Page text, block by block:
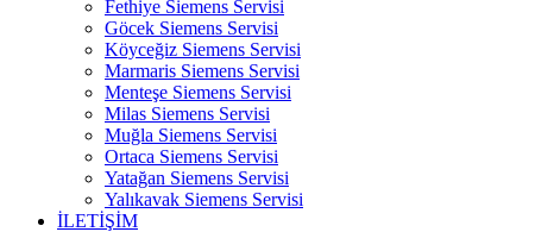
Fethiye Siemens Servisi
Göcek Siemens Servisi
Köyceğiz Siemens Servisi
Marmaris Siemens Servisi
Menteşe Siemens Servisi
Milas Siemens Servisi
Muğla Siemens Servisi
Ortaca Siemens Servisi
Yatağan Siemens Servisi
Yalıkavak Siemens Servisi
İLETİŞİM